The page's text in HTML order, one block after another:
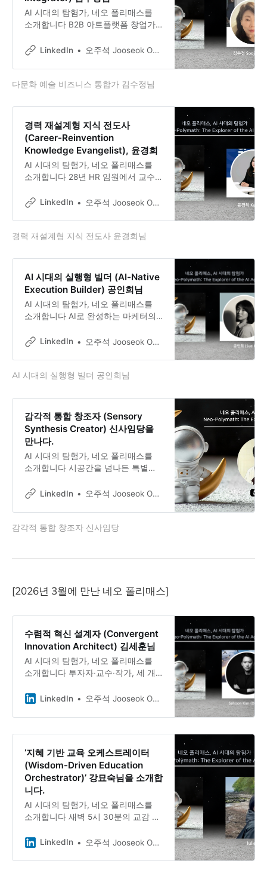
AI 시대의 탐험가, 네오 폴리매스를
소개합니다 B2B 아트플랫폼 창업가
터, Soojeong KIM 김수정님과의 대화
영국을 경험하고, 화장품 글로벌 비즈
니스 현장을 누비고, 대학 강단에 서
력은 선형적이지 않습니다.
LinkedIn 오주석 Jooseok Oh, DBA, Ph.D.
다문화 예술 비즈니스 통합가 김수정님
경력 재설계형 지식 전도사
(Career-Reinvention
Knowledge Evangelist), 윤경희
AI 시대의 탐험가, 네오 폴리매스를
소개합니다 28년 HR 임원에서 교수·
화 샤넬, 카길, AIG 등 글로벌 기업에
임원으로 살아온 윤경희님. 50대에
과감하게 대학으로 커리어를 전환한
처 특임교수이자 작가, 셀프 브랜딩
크리에이터로 활동하고 있습니다.
LinkedIn 오주석 Jooseok Oh, DBA, Ph.D.
경력 재설계형 지식 전도사 윤경희님
AI 시대의 실행형 빌더 (AI-Native
Execution Builder) 공인희님
AI 시대의 탐험가, 네오 폴리매스를
소개합니다 AI로 완성하는 마케터의
통합 마케팅 커뮤니케이션 회사에서
색 최적화) 컨설팅 서비스를 동시에
가지를 동시에 벌이던 성향이 생성형
AI를 만나 비로소 완성의 기쁨을 맛보
고 있는, 그야말로 AI 시대가 만들어
낸 네오 폴리매스입니다.
LinkedIn 오주석 Jooseok Oh, DBA, Ph.D.
AI 시대의 실행형 빌더 공인희님
감각적 통합 창조자 (Sensory
Synthesis Creator) 신사임당을
만나다.
AI 시대의 탐험가, 네오 폴리매스를
소개합니다 시공간을 넘나든 특별한
과의 가상 인터뷰 ”붓 한 자루로 세상
놓았다” — 그림, 시, 자수, 글씨, 교육
까지. 오죽헌의 신사임당(申師任堂,
LinkedIn 오주석 Jooseok Oh, DBA, Ph.D.
감각적 통합 창조자 신사임당
[2026년 3월에 만난 네오 폴리매스]
수렴적 혁신 설계자 (Convergent
Innovation Architect) 김세훈님
AI 시대의 탐험가, 네오 폴리매스를
소개합니다 투자자·교수·작가, 세 개
대화 Sehoon Kim, DBA, PhD 김세훈
운영하는 독립 법인 대표이자, 스위스
로잔 경영대학원 박사과정 지도교수
독립의 길을 선택했고, 4년에 걸쳐 써
온 『일론 머스크: X, 속도의 제국』
을 최근 출간했습니다.
LinkedIn 오주석 Jooseok Oh, DBA, Ph.D.
‘지혜 기반 교육 오케스트레이터
(Wisdom-Driven Education
Orchestrator)’ 강묘숙님을 소개합
니다.
AI 시대의 탐험가, 네오 폴리매스를
소개합니다 새벽 5시 30분의 교감 선
강묘숙님은 경기도교육청 장학사를
LinkedIn 오주석 Jooseok Oh, DBA, Ph.D.